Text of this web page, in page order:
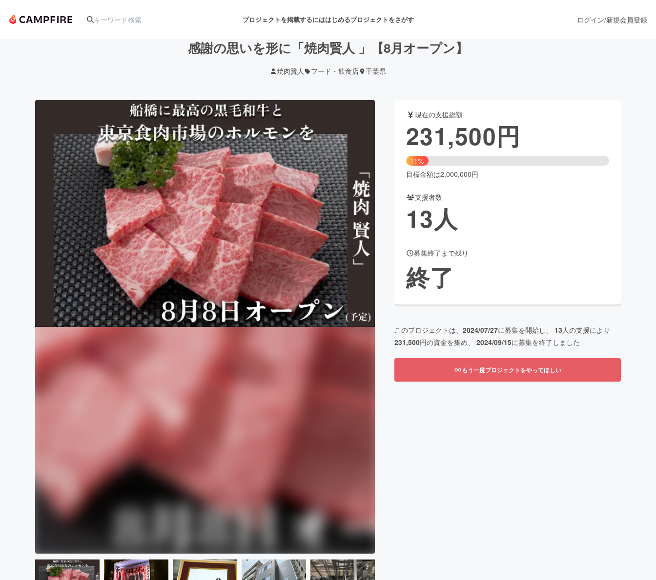
プロジェクトを掲載するにははじめるプロジェクトをさがす
アート・写真 音楽 舞台・パフォーマンス
テクノロジー・ガジェット ゲーム・サービス開発 フード・飲食店 ファッション
映像・映画 書籍・雑誌出版 アニメ・漫画
ビジネス・起業 チャレンジ ビューティー・ヘルスケア
まちづくり・地域活性化
CAMPFIRE for Social GoodCAMPFIRE Creation
CAMPFIREふるさと納税machi-ya
ログイン/新規会員登録
感謝の思いを形に「焼肉賢人 」【8月オープン】
焼肉賢人 フード・飲食店 千葉県
現在の支援総額
231,500円
11%
目標金額は2,000,000円
支援者数
13人
募集終了まで残り
終了
このプロジェクトは、 2024/07/27に募集を開始し、 13人の支援により
231,500円の資金を集め、 2024/09/15に募集を終了しました
もう一度プロジェクトをやってほしい